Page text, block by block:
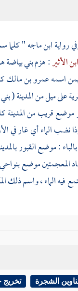
روايةابن ماجه" كلما
ابن الأثير:هزمبني بياضة
اسمهعمرو بن مالك
على ميل منالمدينة(
موضع قريب منالمدينة
نضب الماء أي غار
: موضع القبور
المعجمتين موضع بنواحي
فيه الماء ، واسم ذلك
أنالجمعة جوازها في
وإسحاق .إلا أنعمر الشجرة